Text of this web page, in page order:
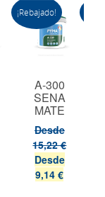
¡Rebajado!
A-300
SENA
MATE
Desde
15,22 €
Desde
9,14 €